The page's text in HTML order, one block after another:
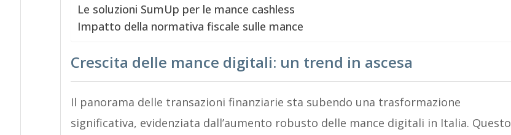
Le soluzioni SumUp per le mance cashless
Impatto della normativa fiscale sulle mance
Crescita delle mance digitali: un trend in ascesa
Il panorama delle transazioni finanziarie sta subendo una trasformazione
significativa, evidenziata dall’aumento robusto delle mance digitali in Italia. Questo